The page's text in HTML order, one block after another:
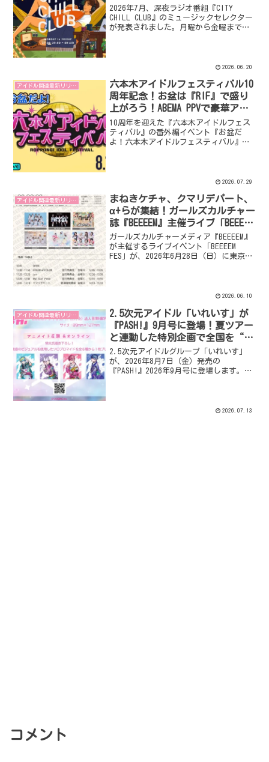
時間をプロデュース
2026年7月、深夜ラジオ番組『CITY
CHILL CLUB』のミュージックセレクター
が発表されました。月曜から金曜まで、
BIGMAMAといった豪華アーティストたち
ストをお届けします。さらに、新コーナ
ーもスタートし、音楽とカルチャーの新
たな出会いが期待されます。
2026.06.20
アイドル関連最新リリース
六本木アイドルフェスティバル10
周年記念！お盆は『RIF』で盛り
上がろう！ABEMA PPVで豪華アイ
ドルライブ生配信！
10周年を迎えた『六本木アイドルフェス
ティバル』の番外編イベント『お盆だ
よ！六本木アイドルフェスティバル』
ちが六本木ヒルズアリーナから熱いステ
ね！
2026.07.29
アイドル関連最新リリース
まねきケチャ、クマリデパート、
α+らが集結！ガールズカルチャー
誌『BEEEEM』主催ライブ「BEEEEM
FES」が6月28日に飛行船シアター
で開催決定！
ガールズカルチャーメディア『BEEEEM』
が主催するライブイベント「BEEEEM
FES」が、2026年6月28日（日）に東京・
COLORの全6組の個性豊かなアーティスト
月9日（火）20:00からスタートします。
2026.06.10
アイドル関連最新リリース
2.5次元アイドル「いれいす」が
『PASH!』9月号に登場！夏ツアー
と連動した特別企画で全国を“い
れいす色”に染める！
2.5次元アイドルグループ「いれいす」
が、2026年8月7日（金）発売の
『PASH!』2026年9月号に登場します。夏
ろしビジュアルや実写撮り下ろし写真、
2026.07.13
コメント